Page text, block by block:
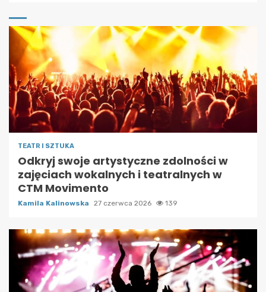
TEATR I SZTUKA
Odkryj swoje artystyczne zdolności w
zajęciach wokalnych i teatralnych w
CTM Movimento
Kamila Kalinowska 27 czerwca 2026 139